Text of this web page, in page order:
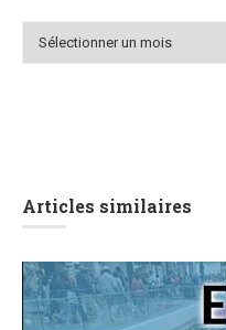
Archives
Articles similaires